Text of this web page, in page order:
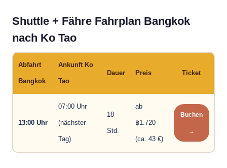
Shuttle + Fähre Fahrplan Bangkok
nach Ko Tao
Abfahrt
Bangkok
Ankunft Ko
Tao
Dauer Preis Ticket
13:00 Uhr
07:00 Uhr
(nächster
Tag)
18
Std.
ab
฿1.720
(ca. 43 €)
Buchen
→